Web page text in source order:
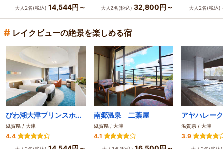
大人2名(税込) 14,544円～ 大人2名(税込) 32,800円～ 大人2名(税込)
# レイクビューの絶景を楽しめる宿
びわ湖大津プリンスホテル
滋賀県 / 大津
4.4
南郷温泉 二葉屋
滋賀県 / 大津
4.1
滋賀県 / 大津
3.9